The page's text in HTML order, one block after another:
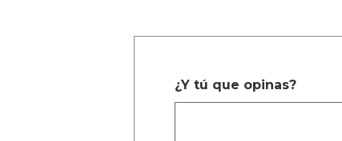
¿Y tú que opinas?